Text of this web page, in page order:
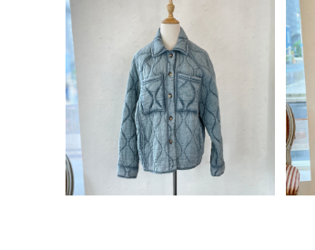
イタリア製 キルティング ジャ
ケット
¥10,710
30%OFF
SOLD OUT